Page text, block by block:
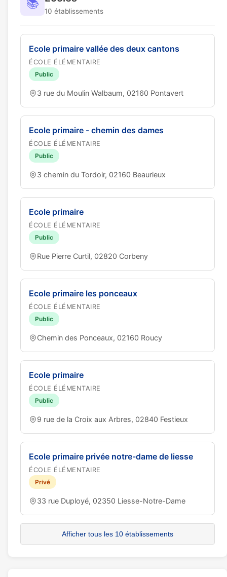
📚
10 établissements
Ecole primaire vallée des deux cantons
ÉCOLE ÉLÉMENTAIRE
Public
3 rue du Moulin Walbaum, 02160 Pontavert
Ecole primaire - chemin des dames
ÉCOLE ÉLÉMENTAIRE
Public
3 chemin du Tordoir, 02160 Beaurieux
Ecole primaire
ÉCOLE ÉLÉMENTAIRE
Public
Rue Pierre Curtil, 02820 Corbeny
Ecole primaire les ponceaux
ÉCOLE ÉLÉMENTAIRE
Public
Chemin des Ponceaux, 02160 Roucy
Ecole primaire
ÉCOLE ÉLÉMENTAIRE
Public
9 rue de la Croix aux Arbres, 02840 Festieux
Ecole primaire privée notre-dame de liesse
ÉCOLE ÉLÉMENTAIRE
Privé
33 rue Duployé, 02350 Liesse-Notre-Dame
Afficher tous les 10 établissements